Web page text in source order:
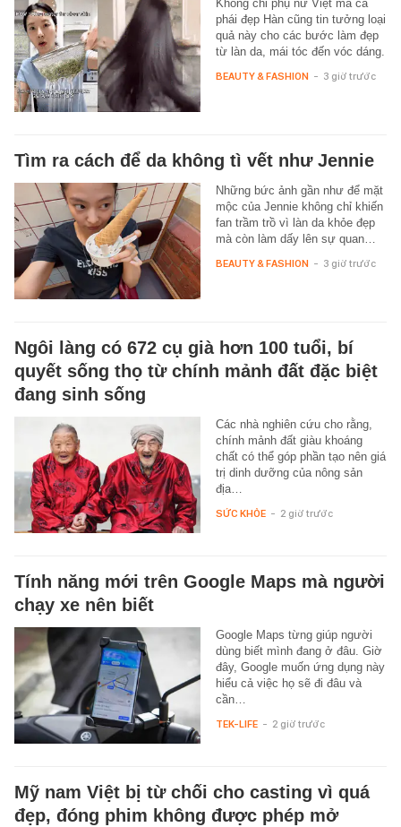
Không chỉ phụ nữ Việt mà cả
phái đẹp Hàn cũng tin tưởng loại
quả này cho các bước làm đẹp
từ làn da, mái tóc đến vóc dáng.
BEAUTY & FASHION - 3 giờ trước
Tìm ra cách để da không tì vết như Jennie
Những bức ảnh gần như để mặt
mộc của Jennie không chỉ khiến
fan trầm trồ vì làn da khỏe đẹp
mà còn làm dấy lên sự quan…
BEAUTY & FASHION - 3 giờ trước
Ngôi làng có 672 cụ già hơn 100 tuổi, bí
quyết sống thọ từ chính mảnh đất đặc biệt
đang sinh sống
Các nhà nghiên cứu cho rằng,
chính mảnh đất giàu khoáng
chất có thể góp phần tạo nên giá
trị dinh dưỡng của nông sản
địa…
SỨC KHỎE - 2 giờ trước
Tính năng mới trên Google Maps mà người
chạy xe nên biết
Google Maps từng giúp người
dùng biết mình đang ở đâu. Giờ
đây, Google muốn ứng dụng này
hiểu cả việc họ sẽ đi đâu và
cần…
TEK-LIFE - 2 giờ trước
Mỹ nam Việt bị từ chối cho casting vì quá
đẹp, đóng phim không được phép mở